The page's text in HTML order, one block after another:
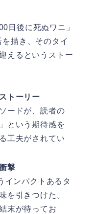
日後に死ぬワニ」
描き、そのタイ
えるというストー
トーリー
ードが、読者の
という期待感を
工夫がされてい
撃
インパクトあるタ
を引きつけた。
末が待ってお